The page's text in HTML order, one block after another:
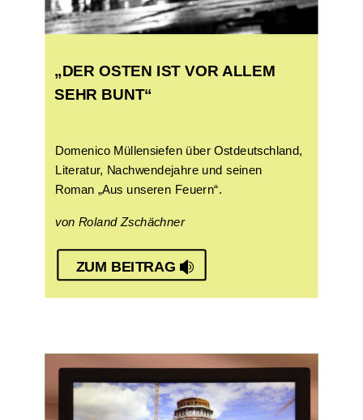
„DER OSTEN IST VOR ALLEM
SEHR BUNT“
Domenico Müllensiefen über Ostdeutschland,
Literatur, Nachwendejahre und seinen
Roman „Aus unseren Feuern“.
von Roland Zschächner
ZUM BEITRAG